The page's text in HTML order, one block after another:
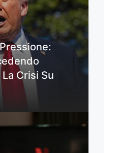
Crisi Su